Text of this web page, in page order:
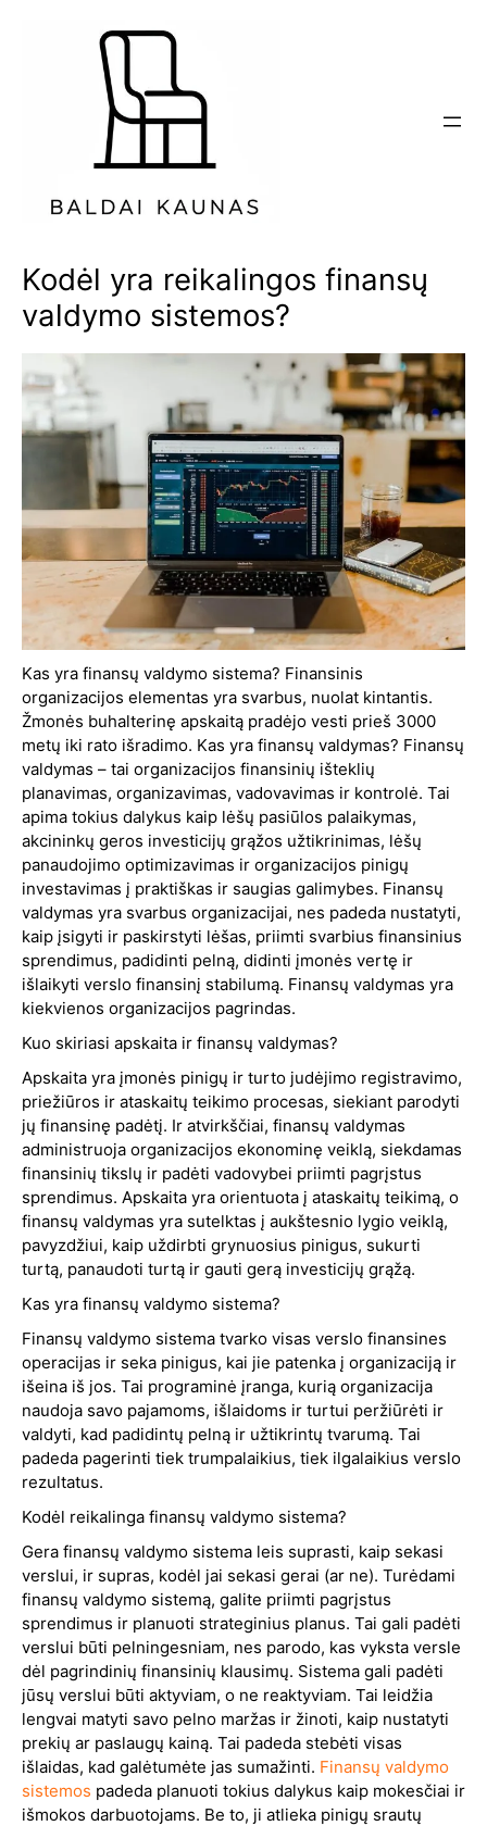
Kodėl yra reikalingos finansų
valdymo sistemos?
Kas yra finansų valdymo sistema? Finansinis
organizacijos elementas yra svarbus, nuolat kintantis.
Žmonės buhalterinę apskaitą pradėjo vesti prieš 3000
metų iki rato išradimo. Kas yra finansų valdymas? Finansų
valdymas – tai organizacijos finansinių išteklių
planavimas, organizavimas, vadovavimas ir kontrolė. Tai
apima tokius dalykus kaip lėšų pasiūlos palaikymas,
akcininkų geros investicijų grąžos užtikrinimas, lėšų
panaudojimo optimizavimas ir organizacijos pinigų
investavimas į praktiškas ir saugias galimybes. Finansų
valdymas yra svarbus organizacijai, nes padeda nustatyti,
kaip įsigyti ir paskirstyti lėšas, priimti svarbius finansinius
sprendimus, padidinti pelną, didinti įmonės vertę ir
išlaikyti verslo finansinį stabilumą. Finansų valdymas yra
kiekvienos organizacijos pagrindas.
Kuo skiriasi apskaita ir finansų valdymas?
Apskaita yra įmonės pinigų ir turto judėjimo registravimo,
priežiūros ir ataskaitų teikimo procesas, siekiant parodyti
jų finansinę padėtį. Ir atvirkščiai, finansų valdymas
administruoja organizacijos ekonominę veiklą, siekdamas
finansinių tikslų ir padėti vadovybei priimti pagrįstus
sprendimus. Apskaita yra orientuota į ataskaitų teikimą, o
finansų valdymas yra sutelktas į aukštesnio lygio veiklą,
pavyzdžiui, kaip uždirbti grynuosius pinigus, sukurti
turtą, panaudoti turtą ir gauti gerą investicijų grąžą.
Kas yra finansų valdymo sistema?
Finansų valdymo sistema tvarko visas verslo finansines
operacijas ir seka pinigus, kai jie patenka į organizaciją ir
išeina iš jos. Tai programinė įranga, kurią organizacija
naudoja savo pajamoms, išlaidoms ir turtui peržiūrėti ir
valdyti, kad padidintų pelną ir užtikrintų tvarumą. Tai
padeda pagerinti tiek trumpalaikius, tiek ilgalaikius verslo
rezultatus.
Kodėl reikalinga finansų valdymo sistema?
Gera finansų valdymo sistema leis suprasti, kaip sekasi
verslui, ir supras, kodėl jai sekasi gerai (ar ne). Turėdami
finansų valdymo sistemą, galite priimti pagrįstus
sprendimus ir planuoti strateginius planus. Tai gali padėti
verslui būti pelningesniam, nes parodo, kas vyksta versle
dėl pagrindinių finansinių klausimų. Sistema gali padėti
jūsų verslui būti aktyviam, o ne reaktyviam. Tai leidžia
lengvai matyti savo pelno maržas ir žinoti, kaip nustatyti
prekių ar paslaugų kainą. Tai padeda stebėti visas
išlaidas, kad galėtumėte jas sumažinti. Finansų valdymo
sistemos padeda planuoti tokius dalykus kaip mokesčiai ir
išmokos darbuotojams. Be to, ji atlieka pinigų srautų